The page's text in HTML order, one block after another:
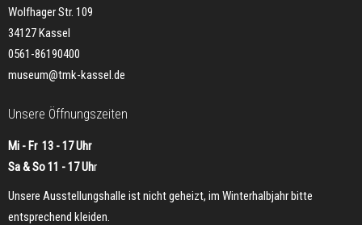
Wolfhager Str. 109
34127 Kassel
0561-86190400
museum@tmk-kassel.de
Unsere Öffnungszeiten
Mi - Fr 13 - 17 Uhr
Sa & So 11 - 17 Uhr
Unsere Ausstellungshalle ist nicht geheizt, im Winterhalbjahr bitte
entsprechend kleiden.